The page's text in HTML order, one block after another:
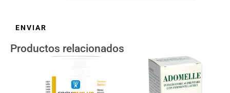
Productos relacionados